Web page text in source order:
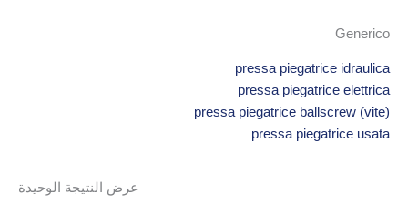
Generico
pressa piegatrice idraulica
pressa piegatrice elettrica
pressa piegatrice ballscrew (vite)
pressa piegatrice usata
عرض النتيجة الوحيدة